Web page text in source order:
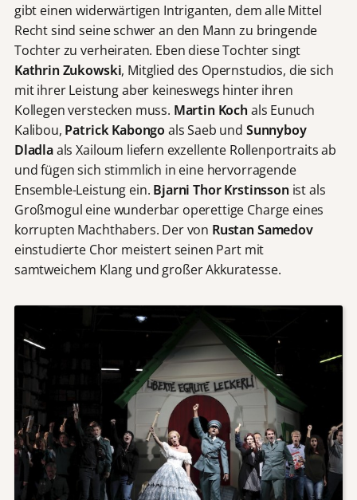
gibt einen widerwärtigen Intriganten, dem alle Mittel
Recht sind seine schwer an den Mann zu bringende
Tochter zu verheiraten. Eben diese Tochter singt
Kathrin Zukowski, Mitglied des Opernstudios, die sich
mit ihrer Leistung aber keineswegs hinter ihren
Kollegen verstecken muss. Martin Kochals Eunuch
Kalibou, Patrick Kabongo als Saeb und Sunnyboy
Dladlaals Xailoum liefern exzellente Rollenportraits ab
und fügen sich stimmlich in eine hervorragende
Ensemble-Leistung ein. Bjarni Thor Krstinsson ist als
Großmogul eine wunderbar operettige Charge eines
korrupten Machthabers. Der von Rustan Samedov
einstudierte Chor meistert seinen Part mit
samtweichem Klang und großer Akkuratesse.